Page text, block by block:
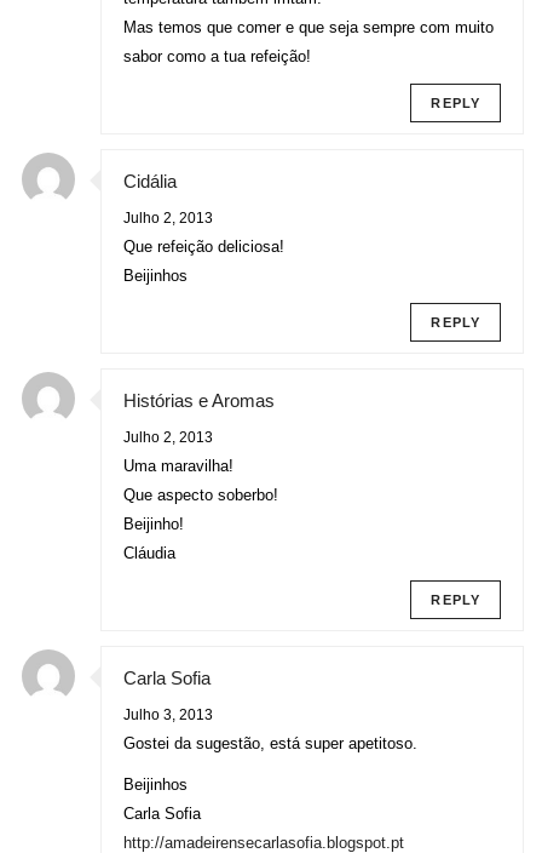
Mas temos que comer e que seja sempre com muito
sabor como a tua refeição!
REPLY
Cidália
Julho 2, 2013
Que refeição deliciosa!
Beijinhos
REPLY
Histórias e Aromas
Julho 2, 2013
Uma maravilha!
Que aspecto soberbo!
Beijinho!
Cláudia
REPLY
Carla Sofia
Julho 3, 2013
Gostei da sugestão, está super apetitoso.
Beijinhos
Carla Sofia
http://amadeirensecarlasofia.blogspot.pt